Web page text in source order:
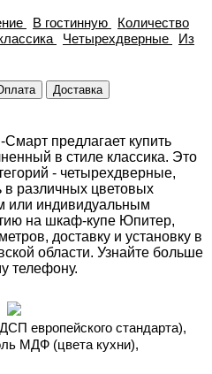
В гостинную
Количество
Четырехдверные
Из
Доставка
предлагает купить
в стиле классика. Это
- четырехдверные,
различных цветовых
или индивидуальным
на шкаф-купе Юпитер,
доставку и установку в
области. Узнайте больше
телефону.
европейского стандарта),
МДФ (цвета кухни),